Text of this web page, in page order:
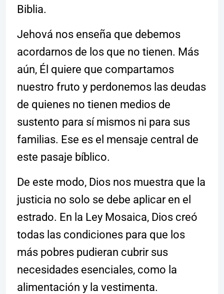
Biblia.
Jehová nos enseña que debemos
acordarnos de los que no tienen. Más
aún, Él quiere que compartamos
nuestro fruto y perdonemos las deudas
de quienes no tienen medios de
sustento para sí mismos ni para sus
familias. Ese es el mensaje central de
este pasaje bíblico.
De este modo, Dios nos muestra que la
justicia no solo se debe aplicar en el
estrado. En la Ley Mosaica, Dios creó
todas las condiciones para que los
más pobres pudieran cubrir sus
necesidades esenciales, como la
alimentación y la vestimenta.